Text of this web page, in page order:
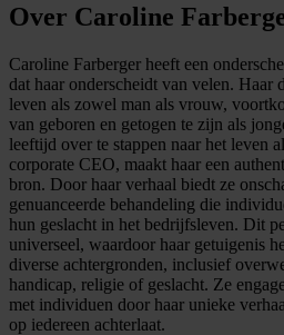
Over Caroline
Caroline Farberger heeft een
dat haar onderscheidt van velen. Haar
leven als zowel man als vrouw,
van geboren en getogen te zijn als
leeftijd over te stappen naar het leven
corporate CEO, maakt haar een
bron. Door haar verhaal biedt ze
genuanceerde behandeling die
hun geslacht in het bedrijfsleven. Dit
universeel, waardoor haar getuigenis
diverse achtergronden, inclusief
handicap, religie of geslacht. Ze
met individuen door haar unieke
op iedereen achterlaat.